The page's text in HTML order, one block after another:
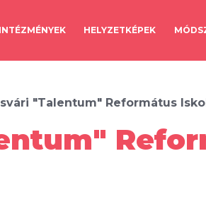
INTÉZMÉNYEK HELYZETKÉPEK
"Talentum" Református